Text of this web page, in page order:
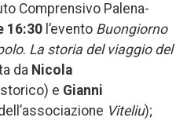
Comprensivo Palena-
16:30 l’evento Buongiorno
. La storia del viaggio del
da Nicola
e Gianni
Viteliu);